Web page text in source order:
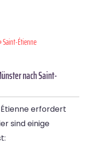
» Saint-Étienne
nach Saint-
erfordert
sind einige